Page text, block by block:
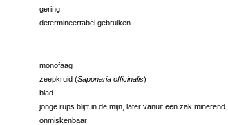
gering
determineertabel gebruiken
monofaag
zeepkruid (Saponaria officinalis)
blad
jonge rups blijft in de mijn, later vanuit een zak minerend
onmiskenbaar